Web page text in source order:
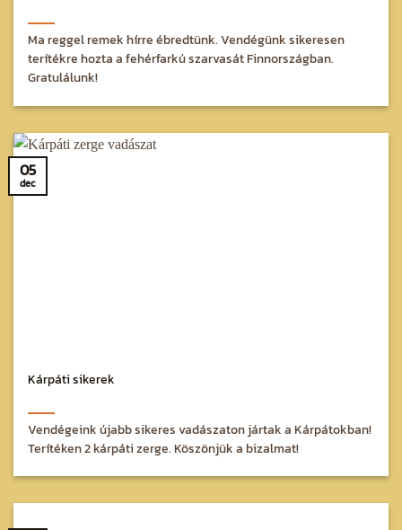
Ma reggel remek hírre ébredtünk. Vendégünk sikeresen
terítékre hozta a fehérfarkú szarvasát Finnországban.
Gratulálunk!
Kárpáti sikerek
Vendégeink újabb sikeres vadászaton jártak a Kárpátokban!
Terítéken 2 kárpáti zerge. Köszönjük a bizalmat!
05
dec